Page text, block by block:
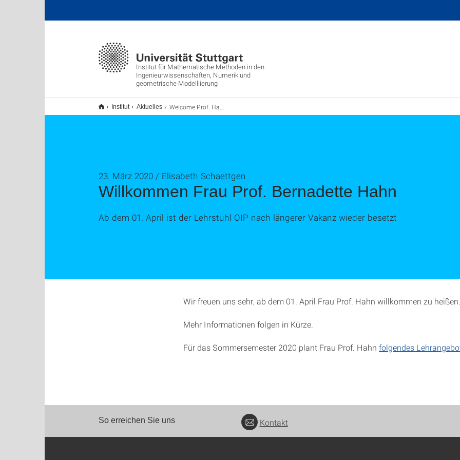
Institut für Mathematische Methoden in den
Ingenieurwissenschaften, Numerik und
geometrische Modelllierung
Institut Aktuelles Welcome Prof. Hahn
Willkommen Frau Prof. Bernadette Hahn
23. März 2020 / Elisabeth Schaettgen
Ab dem 01. April ist der Lehrstuhl OIP nach längerer Vakanz wieder besetzt
Wir freuen uns sehr, ab dem 01. April Frau Prof. Hahn willkommen zu heißen.
Mehr Informationen folgen in Kürze.
Für das Sommersemester 2020 plant Frau Prof. Hahn folgendes
So erreichen Sie uns Kontakt